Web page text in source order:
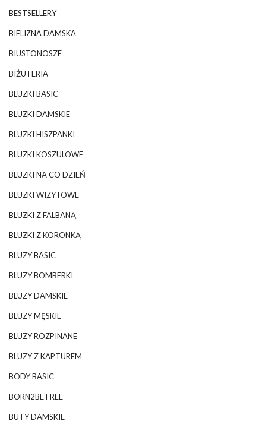
BESTSELLERY
BIELIZNA DAMSKA
BIUSTONOSZE
BIŻUTERIA
BLUZKI BASIC
BLUZKI DAMSKIE
BLUZKI HISZPANKI
BLUZKI KOSZULOWE
BLUZKI NA CO DZIEŃ
BLUZKI WIZYTOWE
BLUZKI Z FALBANĄ
BLUZKI Z KORONKĄ
BLUZY BASIC
BLUZY BOMBERKI
BLUZY DAMSKIE
BLUZY MĘSKIE
BLUZY ROZPINANE
BLUZY Z KAPTUREM
BODY BASIC
BORN2BE FREE
BUTY DAMSKIE